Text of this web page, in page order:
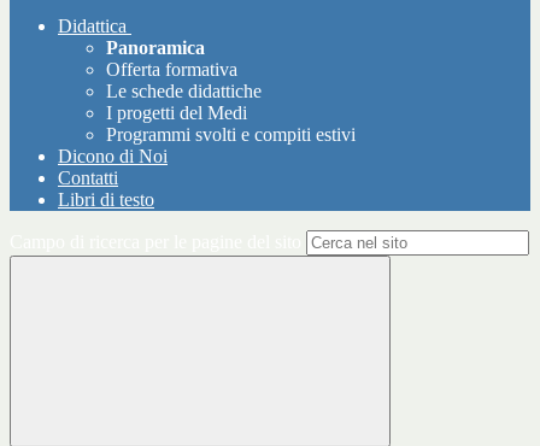
Didattica
Panoramica
Offerta formativa
Le schede didattiche
I progetti del Medi
Programmi svolti e compiti estivi
Dicono di Noi
Contatti
Libri di testo